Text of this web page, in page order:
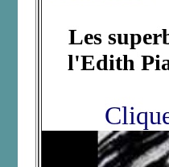
Les
l'Edith